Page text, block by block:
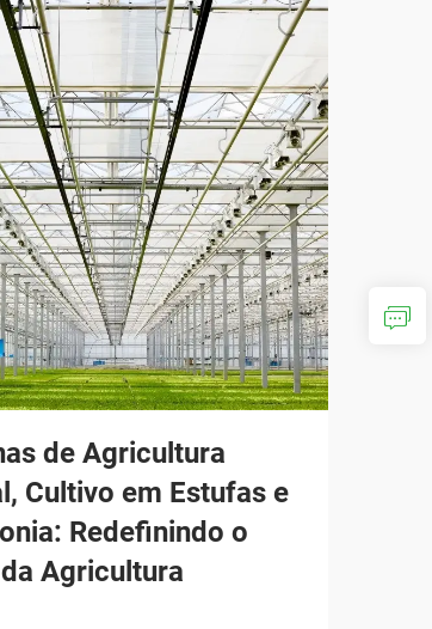
de Agricultura
Cultivo em Estufas e
Redefinindo o
Agricultura